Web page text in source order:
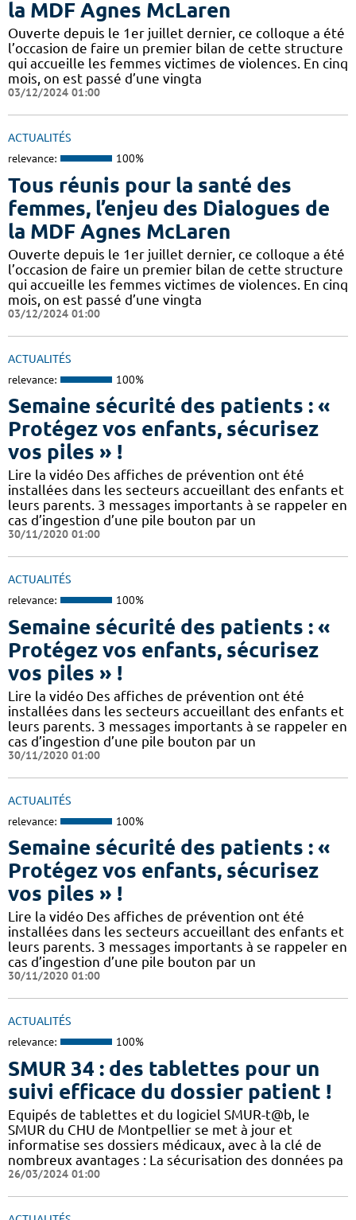
la MDF Agnes McLaren
Ouverte depuis le 1er juillet dernier, ce colloque a été
l’occasion de faire un premier bilan de cette structure
qui accueille les femmes victimes de violences. En cinq
mois, on est passé d’une vingta
03/12/2024 01:00
ACTUALITÉS
relevance: 100%
Tous réunis pour la santé des
femmes, l’enjeu des Dialogues de
la MDF Agnes McLaren
Ouverte depuis le 1er juillet dernier, ce colloque a été
l’occasion de faire un premier bilan de cette structure
qui accueille les femmes victimes de violences. En cinq
mois, on est passé d’une vingta
03/12/2024 01:00
ACTUALITÉS
relevance: 100%
Semaine sécurité des patients : «
Protégez vos enfants, sécurisez
vos piles » !
Lire la vidéo Des affiches de prévention ont été
installées dans les secteurs accueillant des enfants et
leurs parents. 3 messages importants à se rappeler en
cas d’ingestion d’une pile bouton par un
30/11/2020 01:00
ACTUALITÉS
relevance: 100%
Semaine sécurité des patients : «
Protégez vos enfants, sécurisez
vos piles » !
Lire la vidéo Des affiches de prévention ont été
installées dans les secteurs accueillant des enfants et
leurs parents. 3 messages importants à se rappeler en
cas d’ingestion d’une pile bouton par un
30/11/2020 01:00
ACTUALITÉS
relevance: 100%
Semaine sécurité des patients : «
Protégez vos enfants, sécurisez
vos piles » !
Lire la vidéo Des affiches de prévention ont été
installées dans les secteurs accueillant des enfants et
leurs parents. 3 messages importants à se rappeler en
cas d’ingestion d’une pile bouton par un
30/11/2020 01:00
ACTUALITÉS
relevance: 100%
SMUR 34 : des tablettes pour un
suivi efficace du dossier patient !
​​Equipés de tablettes et du logiciel SMUR-t@b, le
SMUR du CHU de Montpellier se met à jour et
informatise ses dossiers médicaux, avec à la clé de
nombreux avantages : ​​La sécurisation des données pa
26/03/2024 01:00